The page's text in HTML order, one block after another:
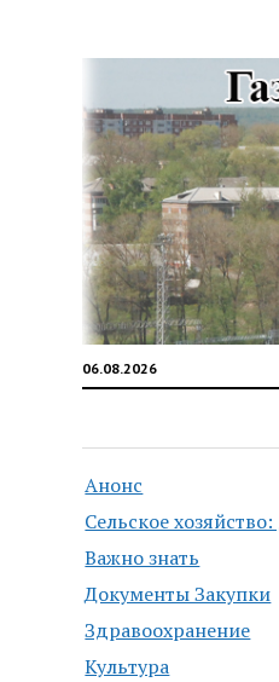
06.08.2026
Анонс
Сельское
Важно знать
Документы Закупки
Здравоохранение
Культура